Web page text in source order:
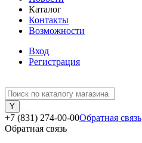
Каталог
Контакты
Возможности
Вход
Регистрация
+7 (831) 274-00-00Обратная связь
Обратная связь